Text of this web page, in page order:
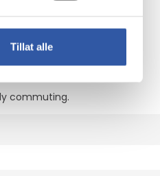
Tillat alle
looking new.
commuting.